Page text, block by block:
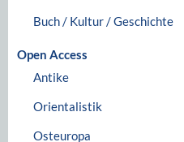
Buch / Kultur / Geschichte
Open Access
Antike
Orientalistik
Osteuropa